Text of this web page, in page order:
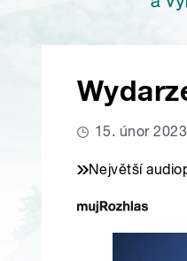
15. únor 2023
Největší